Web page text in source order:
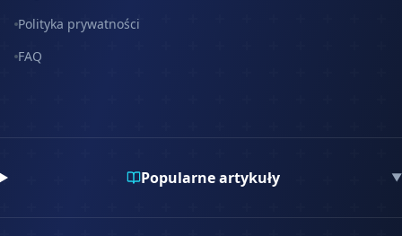
Polityka prywatności
FAQ
Popularne artykuły ▼